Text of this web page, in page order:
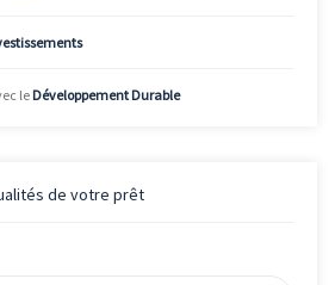
le Développement Durable
de votre prêt